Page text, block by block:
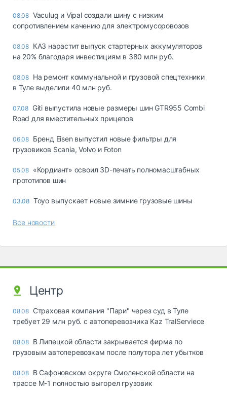
08.08 Vaculug и Vipal создали шину с низким
сопротивлением качению для электромусоровозов
08.08 КАЗ нарастит выпуск стартерных аккумуляторов
на 20% благодаря инвестициям в 380 млн руб.
08.08 На ремонт коммунальной и грузовой спецтехники
в Туле выделили 40 млн руб.
07.08 Giti выпустила новые размеры шин GTR955 Combi
Road для вместительных прицепов
06.08 Бренд Eisen выпустил новые фильтры для
грузовиков Scania, Volvo и Foton
05.08 «Кордиант» освоил 3D-печать полномасштабных
прототипов шин
03.08 Toyo выпускает новые зимние грузовые шины
Все новости
Центр
08.08 Страховая компания "Пари" через суд в Туле
требует 29 млн руб. с автоперевозчика Kaz TralServiece
08.08 В Липецкой области закрывается фирма по
грузовым автоперевозкам после полутора лет убытков
08.08 В Сафоновском округе Смоленской области на
трассе М-1 полностью выгорел грузовик